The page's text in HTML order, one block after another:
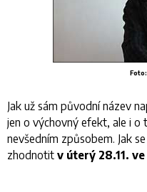
Foto:
Jak už sám původní název
jen o výchovný efekt, ale i
nevšedním způsobem. Jak
zhodnotit v úterý 28.11.